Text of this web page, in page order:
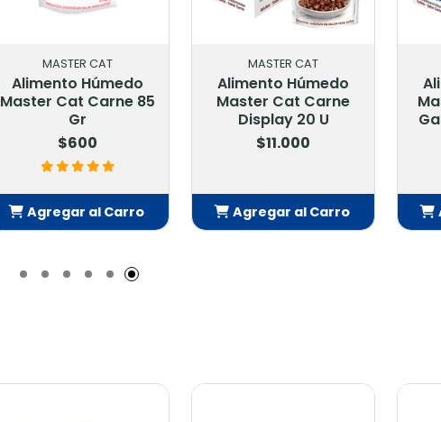
MASTER CAT
Alimento Húmedo
Master Cat Carne 85
Gr
$600
Agregar al Carro
MASTER CAT
Alimento Húmedo
Master Cat Carne
Display 20 U
$11.000
Agregar al Carro